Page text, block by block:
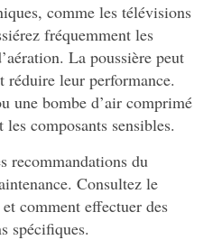
comme les télévisions
fréquemment les
La poussière peut
réduire leur performance.
une bombe d’air comprimé
composants sensibles.
recommandations du
Consultez le
comment effectuer des
spécifiques.